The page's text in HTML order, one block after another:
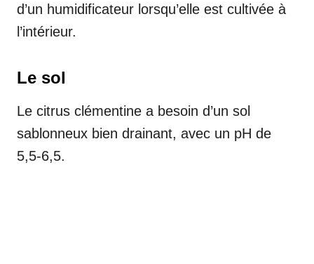
d’un humidificateur lorsqu’elle est cultivée à
l’intérieur.
Le sol
Le citrus clémentine a besoin d’un sol
sablonneux bien drainant, avec un pH de
5,5-6,5.